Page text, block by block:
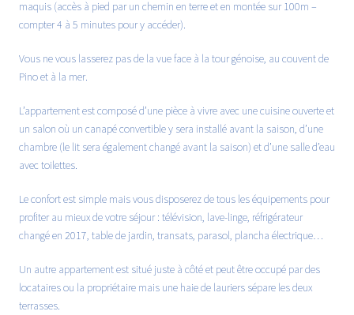
maquis (accès à pied par un chemin en terre et en montée sur 100m –
compter 4 à 5 minutes pour y accéder).
Vous ne vous lasserez pas de la vue face à la tour génoise, au couvent de
Pino et à la mer.
L’appartement est composé d’une pièce à vivre avec une cuisine ouverte et
un salon où un canapé convertible y sera installé avant la saison, d’une
chambre (le lit sera également changé avant la saison) et d’une salle d’eau
avec toilettes.
Le confort est simple mais vous disposerez de tous les équipements pour
profiter au mieux de votre séjour : télévision, lave-linge, réfrigérateur
changé en 2017, table de jardin, transats, parasol, plancha électrique…
Un autre appartement est situé juste à côté et peut être occupé par des
locataires ou la propriétaire mais une haie de lauriers sépare les deux
terrasses.